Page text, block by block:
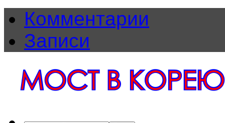
Комментарии
Записи